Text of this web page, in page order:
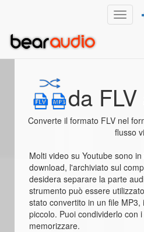
da
Converte il formato FLV nel
flusso
Molti video su Youtube sono
download, l'archiviato sul
desidera separare la parte
strumento può essere
stato convertito in un file MP3,
piccolo. Puoi condividerlo con
memorizzare.